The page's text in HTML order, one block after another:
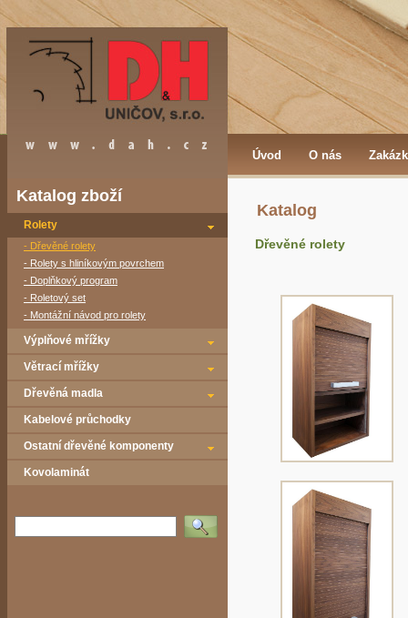
Úvod O nás
Katalog zboží
Rolety
- Dřevěné rolety
- Rolety s hliníkovým povrchem
- Doplňkový program
- Roletový set
- Montážní návod pro rolety
Výplňové mřížky
Větrací mřížky
Dřevěná madla
Kabelové průchodky
Ostatní dřevěné komponenty
Kovolaminát
Vyhledat
Katalog
Dřevěné rolety